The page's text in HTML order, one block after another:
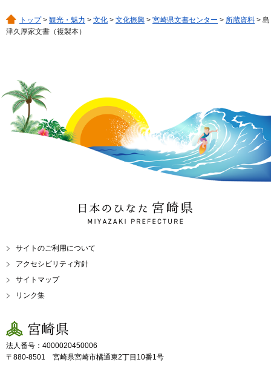
トップ> 観光・魅力 > 文化 > 文化振興 > 宮崎県文書センター > 所蔵資料 > 島
津久厚家文書（複製本）
日本のひなた 宮崎県
MIYAZAKI PREFECTURE
サイトのご利用について
アクセシビリティ方針
サイトマップ
リンク集
宮崎県
法人番号：4000020450006
〒880-8501 宮崎県宮崎市橘通東2丁目10番1号